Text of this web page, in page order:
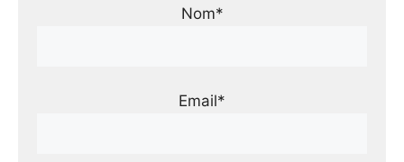
Nom*
Email*